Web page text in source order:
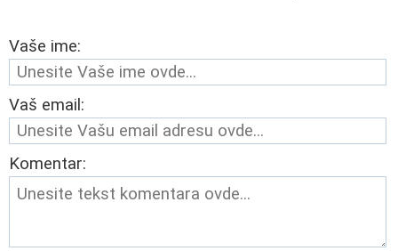
Vaše ime:
Vaš email:
Komentar: